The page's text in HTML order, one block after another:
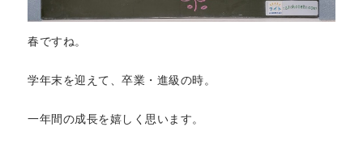
春ですね。
学年末を迎えて、卒業・進級の時。
一年間の成長を嬉しく思います。